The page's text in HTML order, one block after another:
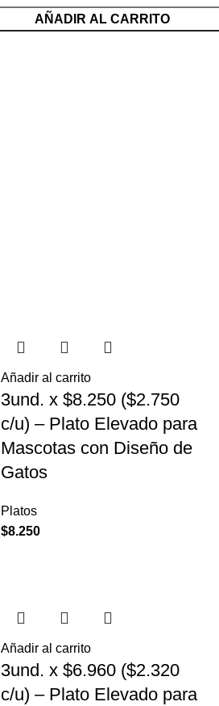
AÑADIR AL CARRITO
Añadir al carrito
3und. x $8.250 ($2.750
c/u) – Plato Elevado para
Mascotas con Diseño de
Gatos
Platos
$8.250
Añadir al carrito
3und. x $6.960 ($2.320
c/u) – Plato Elevado para